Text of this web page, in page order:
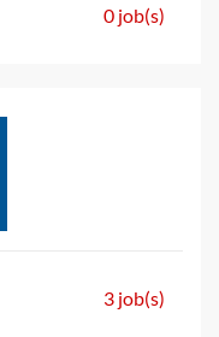
0 job(s)
3 job(s)